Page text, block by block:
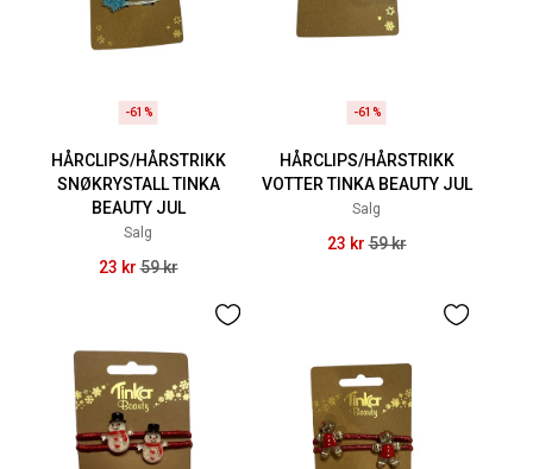
-61%
HÅRCLIPS/HÅRSTRIKK
SNØKRYSTALL TINKA
BEAUTY JUL
Salg
23 kr 59 kr
-61%
HÅRCLIPS/HÅRSTRIKK
VOTTER TINKA BEAUTY JUL
Salg
23 kr 59 kr